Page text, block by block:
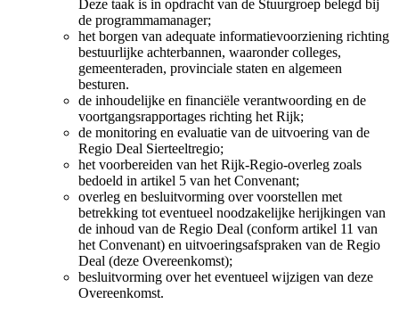
Deze taak is in opdracht van de Stuurgroep belegd bij
de programmamanager;
het borgen van adequate informatievoorziening richting
bestuurlijke achterbannen, waaronder colleges,
gemeenteraden, provinciale staten en algemeen
besturen.
de inhoudelijke en financiële verantwoording en de
voortgangsrapportages richting het Rijk;
de monitoring en evaluatie van de uitvoering van de
Regio Deal Sierteeltregio;
het voorbereiden van het Rijk-Regio-overleg zoals
bedoeld in artikel 5 van het Convenant;
overleg en besluitvorming over voorstellen met
betrekking tot eventueel noodzakelijke herijkingen van
de inhoud van de Regio Deal (conform artikel 11 van
het Convenant) en uitvoeringsafspraken van de Regio
Deal (deze Overeenkomst);
besluitvorming over het eventueel wijzigen van deze
Overeenkomst.